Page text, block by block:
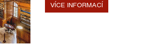
VÍCE INFORMACÍ